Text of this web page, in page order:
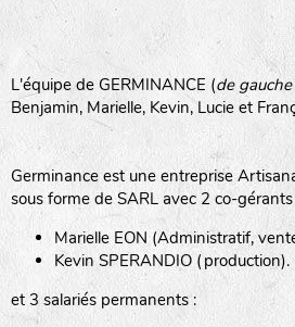
L'équipe de GERMINANCE (de
Benjamin, Marielle, Kevin, Lucie et
Germinance est une entreprise
sous forme de SARL avec 2 co-gérants
Marielle EON (Administratif,
Kevin SPERANDIO (production).
et 3 salariés permanents :